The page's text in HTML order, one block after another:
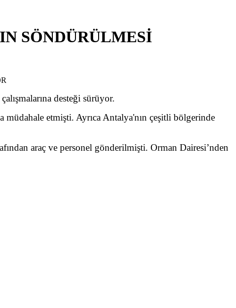
SÖNDÜRÜLMESİ
desteği sürüyor.
etmişti. Ayrıca Antalya'nın çeşitli bölgerinde
araç ve personel gönderilmişti. Orman Dairesi’nden